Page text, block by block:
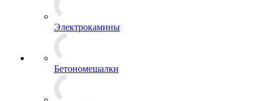
Электрокамины
Бетономешалки